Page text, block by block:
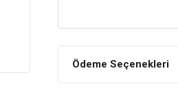
Ödeme Seçenekleri